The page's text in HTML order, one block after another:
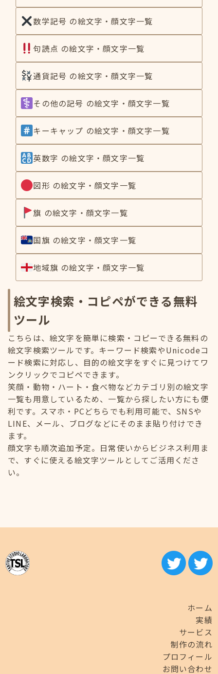
数学記号 の絵文字・顔文字一覧
句読点 の絵文字・顔文字一覧
通貨記号 の絵文字・顔文字一覧
その他の記号 の絵文字・顔文字一覧
キーキャップ の絵文字・顔文字一覧
英数字 の絵文字・顔文字一覧
図形 の絵文字・顔文字一覧
旗 の絵文字・顔文字一覧
国旗 の絵文字・顔文字一覧
地域旗 の絵文字・顔文字一覧
絵文字検索・コピペができる無料
ツール
こちらは、絵文字を簡単に検索・コピーできる無料の
絵文字検索ツールです。キーワード検索やUnicodeコ
ード検索に対応し、目的の絵文字をすぐに見つけてワ
ンクリックでコピペできます。
笑顔・動物・ハート・食べ物などカテゴリ別の絵文字
一覧も用意しているため、一覧から探したい方にも便
利です。スマホ・PCどちらでも利用可能で、SNSや
LINE、メール、ブログなどにそのまま貼り付けでき
ます。
顔文字も順次追加予定。日常使いからビジネス利用ま
で、すぐに使える絵文字ツールとしてご活用くださ
い。
ホーム
実績
サービス
制作の流れ
プロフィール
お問い合わせ